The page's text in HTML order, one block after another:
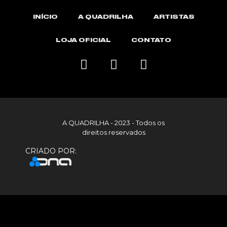
INÍCIO A QUADRILHA ARTISTAS
LOJA OFICIAL CONTATO
A QUADRILHA - 2023 - Todos os
direitos reservados
CRIADO POR: